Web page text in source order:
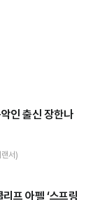
인 출신 장한나
서)
프 아펠 ‘스프링